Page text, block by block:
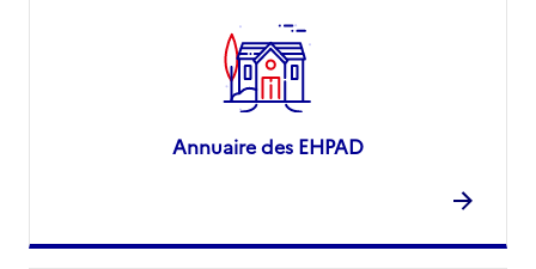
Annuaire des EHPAD